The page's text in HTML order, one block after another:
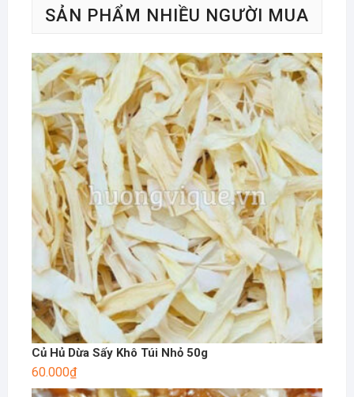
SẢN PHẨM NHIỀU NGƯỜI MUA
Củ Hủ Dừa Sấy Khô Túi Nhỏ 50g
60.000₫